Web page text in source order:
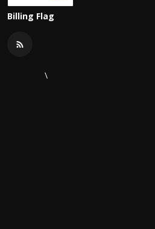
Billing Flag
\